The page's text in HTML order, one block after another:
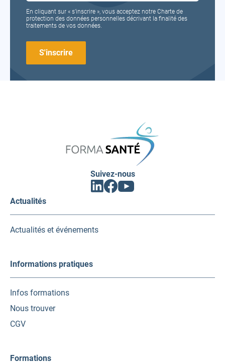
En cliquant sur « s’inscrire », vous acceptez notre Charte de
protection des données personnelles décrivant la finalité des
traitements de vos données.
Suivez-nous
Linkedin
(ouvrir
nouvel
Facebook
(ouvrir
nouvel
Youtube
(ouvrir
nouvel
Actualités
Actualités et événements
Informations pratiques
Infos formations
Nous trouver
CGV
Formations